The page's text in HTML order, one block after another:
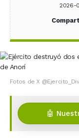
2026-
Fotos de X
🤖